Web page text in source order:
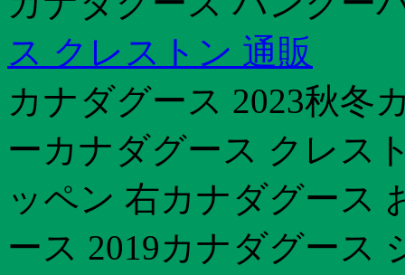
ス クレストン 通販
カナダグース 2023秋冬
ーカナダグース クレス
ッペン 右カナダグース
ース 2019カナダグース